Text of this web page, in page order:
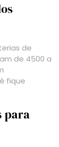
de
de 4500 a
fique
para